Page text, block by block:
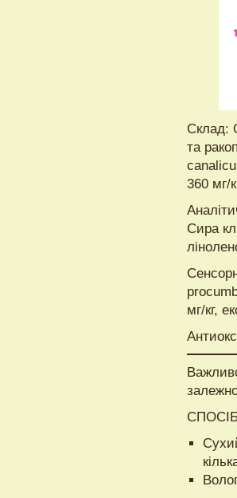
Склад:
та
360 мг/
Сира
мг/кг,